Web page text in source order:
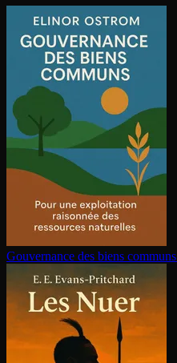
Gouvernance des biens communs